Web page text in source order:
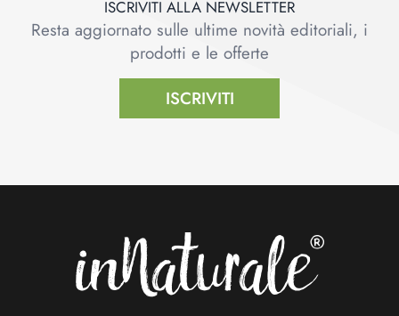
ISCRIVITI ALLA NEWSLETTER
Resta aggiornato sulle ultime novità editoriali, i
prodotti e le offerte
ISCRIVITI